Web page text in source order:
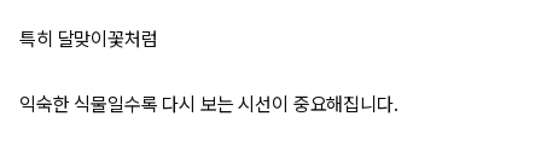
특히 달맞이꽃처럼
익숙한 식물일수록 다시 보는 시선이 중요해집니다.